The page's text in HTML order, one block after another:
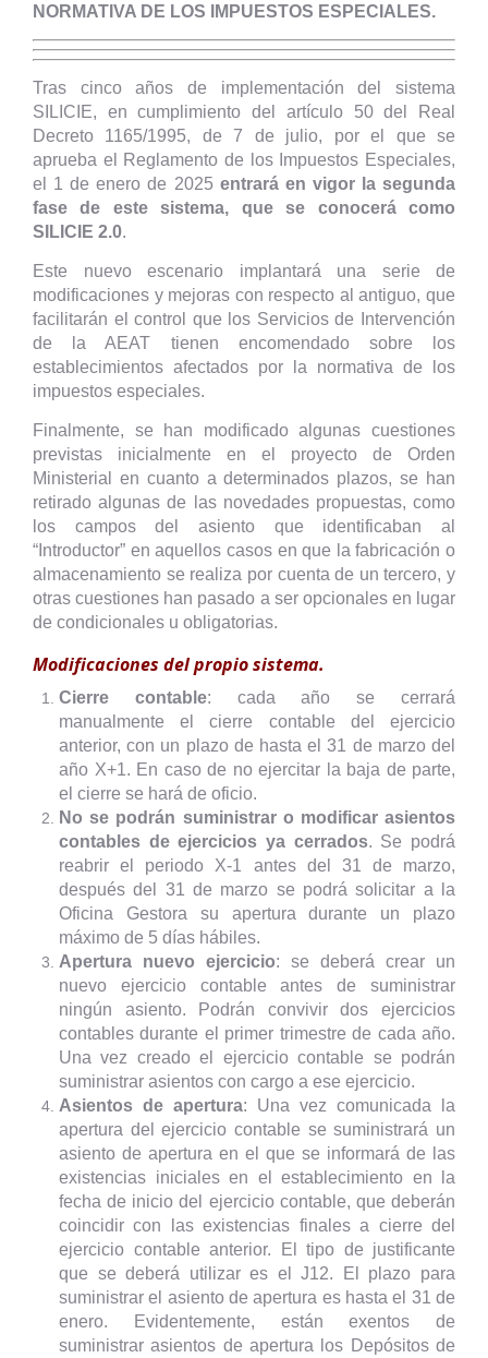
NORMATIVA DE LOS IMPUESTOS ESPECIALES.
Tras cinco años de implementación del sistema
SILICIE, en cumplimiento del artículo 50 del Real
Decreto 1165/1995, de 7 de julio, por el que se
aprueba el Reglamento de los Impuestos Especiales,
el 1 de enero de 2025 entrará en vigor la segunda
fase de este sistema, que se conocerá como
SILICIE 2.0.
Este nuevo escenario implantará una serie de
modificaciones y mejoras con respecto al antiguo, que
facilitarán el control que los Servicios de Intervención
de la AEAT tienen encomendado sobre los
establecimientos afectados por la normativa de los
impuestos especiales.
Finalmente, se han modificado algunas cuestiones
previstas inicialmente en el proyecto de Orden
Ministerial en cuanto a determinados plazos, se han
retirado algunas de las novedades propuestas, como
los campos del asiento que identificaban al
“Introductor” en aquellos casos en que la fabricación o
almacenamiento se realiza por cuenta de un tercero, y
otras cuestiones han pasado a ser opcionales en lugar
de condicionales u obligatorias.
Modificaciones del propio sistema.
Cierre contable: cada año se cerrará
manualmente el cierre contable del ejercicio
anterior, con un plazo de hasta el 31 de marzo del
año X+1. En caso de no ejercitar la baja de parte,
el cierre se hará de oficio.
No se podrán suministrar o modificar asientos
contables de ejercicios ya cerrados. Se podrá
reabrir el periodo X-1 antes del 31 de marzo,
después del 31 de marzo se podrá solicitar a la
Oficina Gestora su apertura durante un plazo
máximo de 5 días hábiles.
Apertura nuevo ejercicio: se deberá crear un
nuevo ejercicio contable antes de suministrar
ningún asiento. Podrán convivir dos ejercicios
contables durante el primer trimestre de cada año.
Una vez creado el ejercicio contable se podrán
suministrar asientos con cargo a ese ejercicio.
Asientos de apertura: Una vez comunicada la
apertura del ejercicio contable se suministrará un
asiento de apertura en el que se informará de las
existencias iniciales en el establecimiento en la
fecha de inicio del ejercicio contable, que deberán
coincidir con las existencias finales a cierre del
ejercicio contable anterior. El tipo de justificante
que se deberá utilizar es el J12. El plazo para
suministrar el asiento de apertura es hasta el 31 de
enero. Evidentemente, están exentos de
suministrar asientos de apertura los Depósitos de